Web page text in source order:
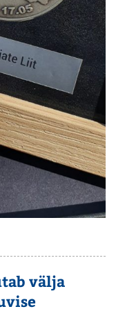
välja